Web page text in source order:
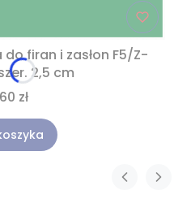
firan i zasłon F5/Z-
2,5 cm
zł